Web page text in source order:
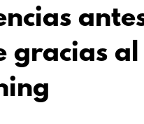
gracias al